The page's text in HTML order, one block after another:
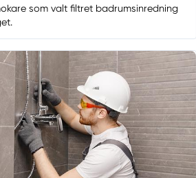
som valt filtret badrumsinredning